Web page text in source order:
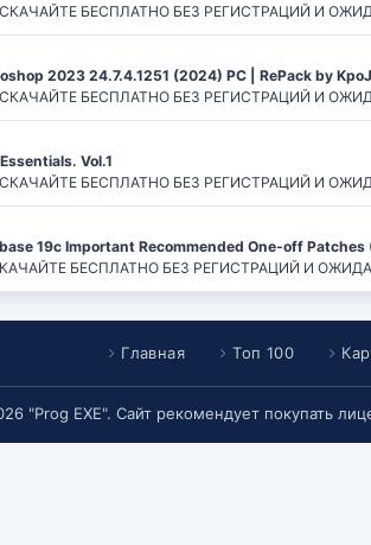
БЕСПЛАТНО БЕЗ РЕГИСТРАЦИЙ И
2023 24.7.4.1251 (2024) PC | RePack by
БЕСПЛАТНО БЕЗ РЕГИСТРАЦИЙ И
Vol.1
БЕСПЛАТНО БЕЗ РЕГИСТРАЦИЙ И
19c Important Recommended One-off Patches
БЕСПЛАТНО БЕЗ РЕГИСТРАЦИЙ И
Главная Топ 100
"Prog EXE". Сайт рекомендует покупать